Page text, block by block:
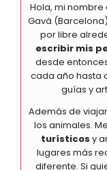
Hola, mi nombre
Gavà
por libre
escribir mis
desde
cada año hasta
guías y
Además de
los animales.
turísticos y
lugares más
diferente. Si